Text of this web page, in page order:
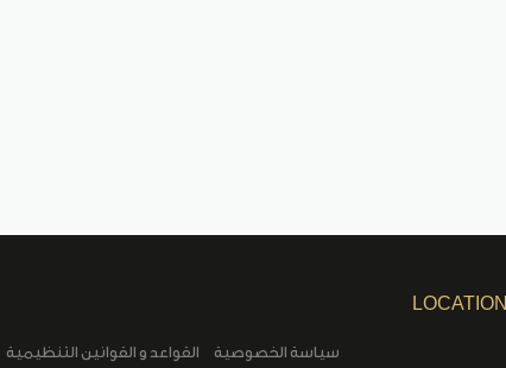
القواعد و القوانين التنظيمية سياسة الخصوصية
LOCATION